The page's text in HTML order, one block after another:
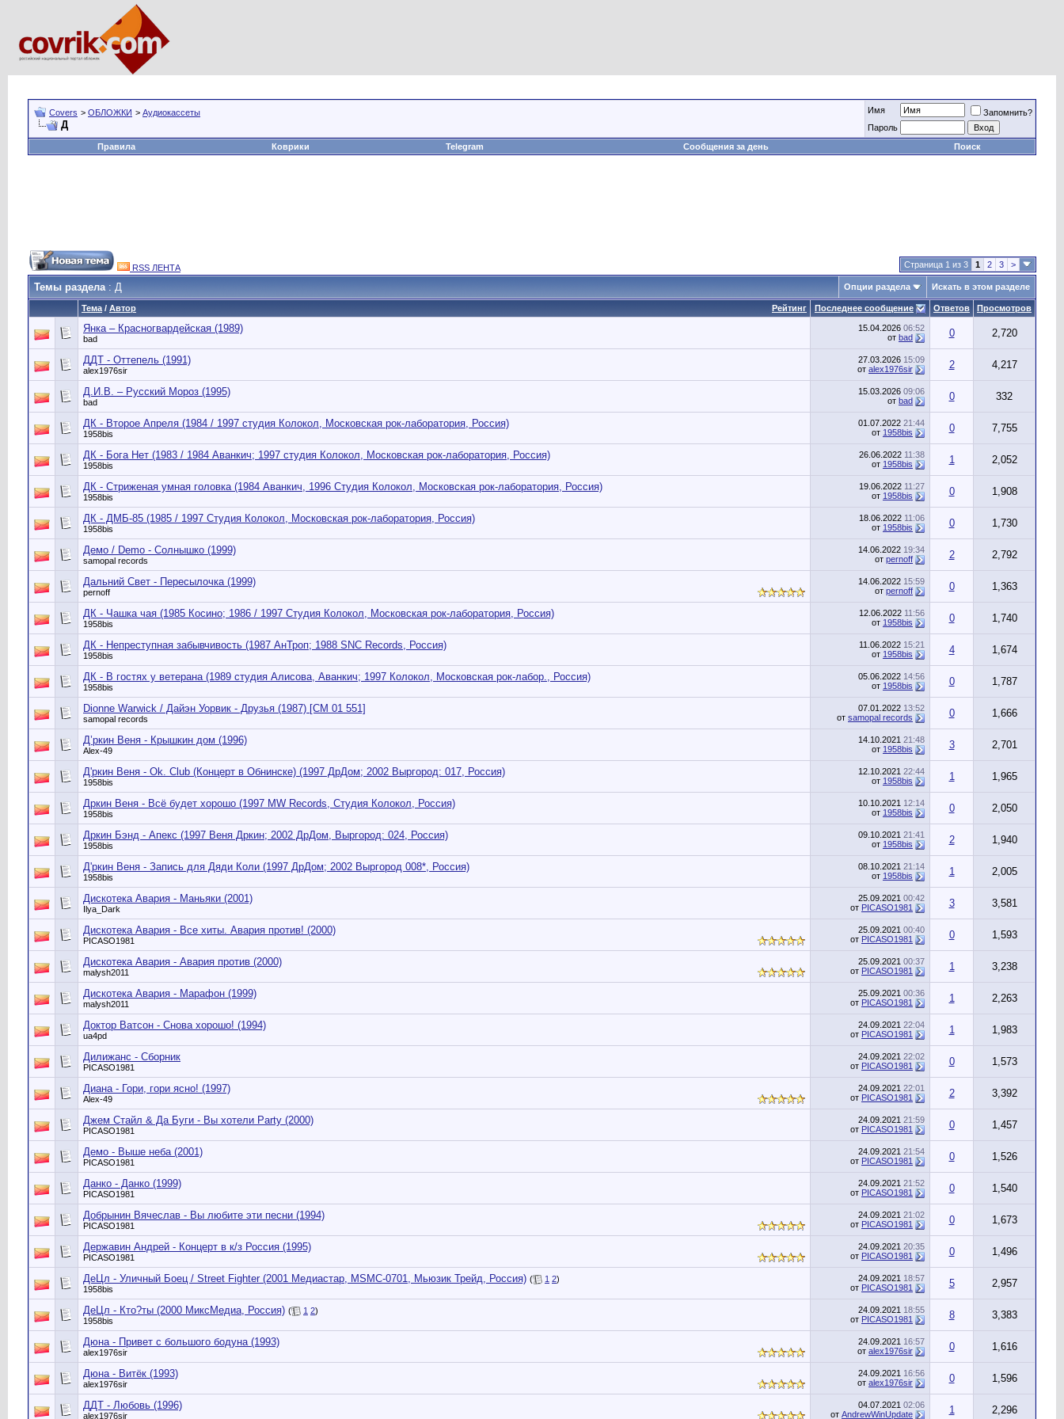
Covers > ОБЛОЖКИ > Аудиокассеты
Д
Имя
Запомнить?
Пароль
Правила
Коврики Telegram Сообщения за день Поиск
RSS ЛЕНТА Страница 1 из 3 1 2 3 >
Темы раздела: Д Опции раздела Искать в этом разделе
Рейтинг
Тема / Автор Последнее сообщение Ответов Просмотров
Янка – Красногвардейская (1989)
bad
15.04.2026 06:52
от bad 0 2,720
ДДТ - Оттепель (1991)
alex1976sir
27.03.2026 15:09
от alex1976sir 2 4,217
Д.И.В. – Русский Мороз (1995)
bad
15.03.2026 09:06
от bad 0 332
ДК - Второе Апреля (1984 / 1997 студия Колокол, Московская рок-лаборатория, Россия)
1958bis
01.07.2022 21:44
от 1958bis 0 7,755
ДК - Бога Нет (1983 / 1984 Аванкич; 1997 студия Колокол, Московская рок-лаборатория, Россия)
1958bis
26.06.2022 11:38
от 1958bis 1 2,052
ДК - Стриженая умная головка (1984 Аванкич, 1996 Студия Колокол, Московская рок-лаборатория, Россия)
1958bis
19.06.2022 11:27
от 1958bis 0 1,908
ДК - ДМБ-85 (1985 / 1997 Студия Колокол, Московская рок-лаборатория, Россия)
1958bis
18.06.2022 11:06
от 1958bis 0 1,730
Демо / Demo - Солнышко (1999)
samopal records
14.06.2022 19:34
от pernoff 2 2,792
Дальний Свет - Пересылочка (1999)
pernoff
14.06.2022 15:59
от pernoff 0 1,363
ДК - Чашка чая (1985 Косино; 1986 / 1997 Студия Колокол, Московская рок-лаборатория, Россия)
1958bis
12.06.2022 11:56
от 1958bis 0 1,740
ДК - Непреступная забывчивость (1987 АнТроп; 1988 SNC Records, Россия)
1958bis
11.06.2022 15:21
от 1958bis 4 1,674
ДК - В гостях у ветерана (1989 студия Алисова, Аванкич; 1997 Колокол, Московская рок-лабор., Россия)
1958bis
05.06.2022 14:56
от 1958bis 0 1,787
Dionne Warwick / Дайэн Уорвик - Друзья (1987) [СМ 01 551]
samopal records
07.01.2022 13:52
от samopal records 0 1,666
Д’ркин Веня - Крышкин дом (1996)
Alex-49
14.10.2021 21:48
от 1958bis 3 2,701
Д'ркин Веня - Ok. Club (Концерт в Обнинске) ‎(1997 ДрДом; 2002 Выргород: 017, Россия)
1958bis
12.10.2021 22:44
от 1958bis 1 1,965
Дркин Веня - Всё будет хорошо (1997 MW Records, Студия Колокол, Россия)
1958bis
10.10.2021 12:14
от 1958bis 0 2,050
Дркин Бэнд - Апекс (1997 Веня Дркин; 2002 ДрДом, Выргород: 024, Россия)
1958bis
09.10.2021 21:41
от 1958bis 2 1,940
Д'ркин Веня - Запись для Дяди Коли (1997 ДрДом; 2002 Выргород 008*, Россия)
1958bis
08.10.2021 21:14
от 1958bis 1 2,005
Дискотека Авария - Маньяки (2001)
Ilya_Dark
25.09.2021 00:42
от PICASO1981 3 3,581
Дискотека Авария - Все хиты. Авария против! (2000)
PICASO1981
25.09.2021 00:40
от PICASO1981 0 1,593
Дискотека Авария - Авария против (2000)
malysh2011
25.09.2021 00:37
от PICASO1981 1 3,238
Дискотека Авария - Марафон (1999)
malysh2011
25.09.2021 00:36
от PICASO1981 1 2,263
Доктор Ватсон - Снова хорошо! (1994)
ua4pd
24.09.2021 22:04
от PICASO1981 1 1,983
Дилижанс - Сборник
PICASO1981
24.09.2021 22:02
от PICASO1981 0 1,573
Диана - Гори, гори ясно! (1997)
Alex-49
24.09.2021 22:01
от PICASO1981 2 3,392
Джем Стайл & Да Буги - Вы хотели Party (2000)
PICASO1981
24.09.2021 21:59
от PICASO1981 0 1,457
Демо - Выше неба (2001)
PICASO1981
24.09.2021 21:54
от PICASO1981 0 1,526
Данко - Данко (1999)
PICASO1981
24.09.2021 21:52
от PICASO1981 0 1,540
Добрынин Вячеслав - Вы любите эти песни (1994)
PICASO1981
24.09.2021 21:02
от PICASO1981 0 1,673
Державин Андрей - Концерт в к/з Россия (1995)
PICASO1981
24.09.2021 20:35
от PICASO1981 0 1,496
ДеЦл - Уличный Боец / Street Fighter (2001 Медиастар, MSMC-0701, Мьюзик Трейд, Россия) ( 1 2)
1958bis
24.09.2021 18:57
от PICASO1981 5 2,957
ДеЦл - Кто?ты (2000 МиксМедиа, Россия) ( 1 2)
1958bis
24.09.2021 18:55
от PICASO1981 8 3,383
Дюна - Привет с большого бодуна (1993)
alex1976sir
24.09.2021 16:57
от alex1976sir 0 1,616
Дюна - Витёк (1993)
alex1976sir
24.09.2021 16:56
от alex1976sir 0 1,596
ДДТ - Любовь (1996)
alex1976sir
04.07.2021 02:06
от AndrewWinUpdate 1 2,296